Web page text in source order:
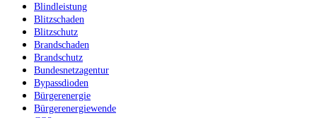
Blindleistung
Blitzschaden
Blitzschutz
Brandschaden
Brandschutz
Bundesnetzagentur
Bypassdioden
Bürgerenergie
Bürgerenergiewende